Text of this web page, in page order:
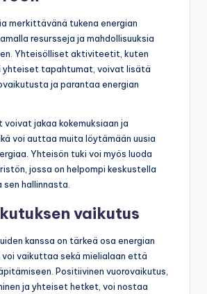
merkittävänä tukena energian
resursseja ja mahdollisuuksia
Yhteisölliset aktiviteetit, kuten
yhteiset tapahtumat, voivat lisätä
ja parantaa energian
jakaa kokemuksiaan ja
voi auttaa muita löytämään uusia
Yhteisön tuki voi myös luoda
jossa on helpompi keskustella
hallinnasta.
vaikutus
kanssa on tärkeä osa energian
voi vaikuttaa sekä mielialaan että
Positiivinen vuorovaikutus,
ja yhteiset hetket, voi nostaa